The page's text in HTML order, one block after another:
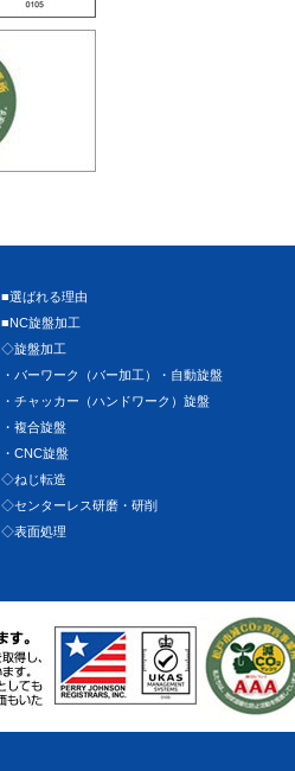
■選ばれる理由
■NC旋盤加工
◇旋盤加工
・バーワーク（バー加工）・自動旋盤
・チャッカー（ハンドワーク）旋盤
・複合旋盤
・CNC旋盤
◇ねじ転造
◇センターレス研磨・研削
◇表面処理